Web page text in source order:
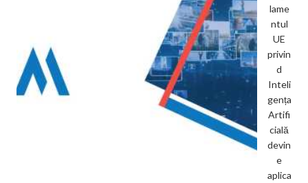
lame
ntul
UE
privin
d
Inteli
gența
Artifi
cială
devin
e
aplica